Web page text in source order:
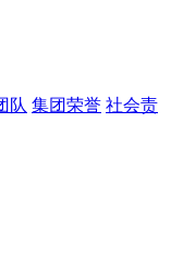
队 集团荣誉 社会责